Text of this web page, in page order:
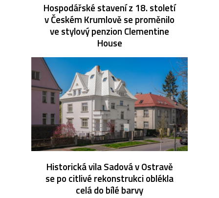
Hospodářské stavení z 18. století
v Českém Krumlově se proměnilo
ve stylový penzion Clementine
House
Historická vila Sadová v Ostravě
se po citlivé rekonstrukci oblékla
celá do bílé barvy